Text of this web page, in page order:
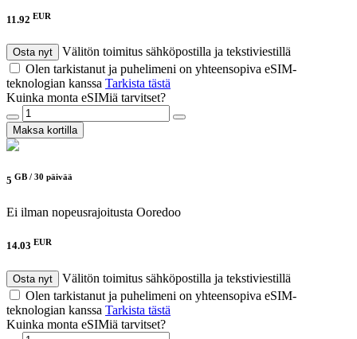
11.92 EUR
Osta nyt
Välitön toimitus sähköpostilla ja tekstiviestillä
Olen tarkistanut ja puhelimeni on yhteensopiva eSIM-
teknologian kanssa Tarkista tästä
Kuinka monta eSIMiä tarvitset?
Maksa kortilla
5 GB / 30 päivää
Ei ilman nopeusrajoitusta Ooredoo
14.03 EUR
Osta nyt
Välitön toimitus sähköpostilla ja tekstiviestillä
Olen tarkistanut ja puhelimeni on yhteensopiva eSIM-
teknologian kanssa Tarkista tästä
Kuinka monta eSIMiä tarvitset?